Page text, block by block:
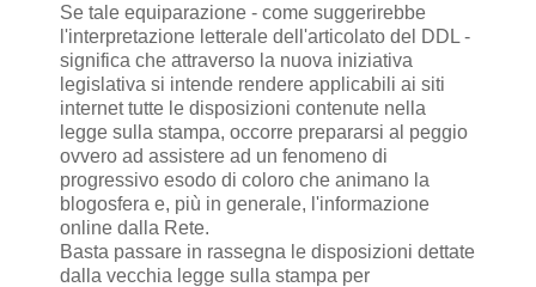
Se tale equiparazione - come suggerirebbe
l'interpretazione letterale dell'articolato del DDL -
significa che attraverso la nuova iniziativa
legislativa si intende rendere applicabili ai siti
internet tutte le disposizioni contenute nella
legge sulla stampa, occorre prepararsi al peggio
ovvero ad assistere ad un fenomeno di
progressivo esodo di coloro che animano la
blogosfera e, più in generale, l'informazione
online dalla Rete.
Basta passare in rassegna le disposizioni dettate
dalla vecchia legge sulla stampa per